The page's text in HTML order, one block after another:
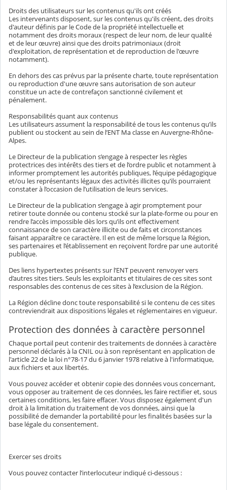
Droits des utilisateurs sur les contenus qu'ils ont créés
Les intervenants disposent, sur les contenus qu'ils créent, des droits
d'auteur définis par le Code de la propriété intellectuelle et
notamment des droits moraux (respect de leur nom, de leur qualité
et de leur œuvre) ainsi que des droits patrimoniaux (droit
d'exploitation, de représentation et de reproduction de l'œuvre
notamment).
En dehors des cas prévus par la présente charte, toute représentation
ou reproduction d'une œuvre sans autorisation de son auteur
constitue un acte de contrefaçon sanctionné civilement et
pénalement.
Responsabilités quant aux contenus
Les utilisateurs assument la responsabilité de tous les contenus qu’ils
publient ou stockent au sein de l’ENT Ma classe en Auvergne-Rhône-
Alpes.
Le Directeur de la publication s’engage à respecter les règles
protectrices des intérêts des tiers et de l’ordre public et notamment à
informer promptement les autorités publiques, l’équipe pédagogique
et/ou les représentants légaux des activités illicites qu’ils pourraient
constater à l’occasion de l’utilisation de leurs services.
Le Directeur de la publication s’engage à agir promptement pour
retirer toute donnée ou contenu stocké sur la plate-forme ou pour en
rendre l’accès impossible dès lors qu’ils ont effectivement
connaissance de son caractère illicite ou de faits et circonstances
faisant apparaître ce caractère. Il en est de même lorsque la Région,
ses partenaires et l’établissement en reçoivent l’ordre par une autorité
publique.
Des liens hypertextes présents sur l’ENT peuvent renvoyer vers
d’autres sites tiers. Seuls les exploitants et titulaires de ces sites sont
responsables des contenus de ces sites à l’exclusion de la Région.
La Région décline donc toute responsabilité si le contenu de ces sites
contreviendrait aux dispositions légales et réglementaires en vigueur.
Protection des données à caractère personnel
Chaque portail peut contenir des traitements de données à caractère
personnel déclarés à la CNIL ou à son représentant en application de
l'article 22 de la loi n°78-17 du 6 janvier 1978 relative à l'informatique,
aux fichiers et aux libertés.
Vous pouvez accéder et obtenir copie des données vous concernant,
vous opposer au traitement de ces données, les faire rectifier et, sous
certaines conditions, les faire effacer. Vous disposez également d'un
droit à la limitation du traitement de vos données, ainsi que la
possibilité de demander la portabilité pour les finalités basées sur la
base légale du consentement.
Exercer ses droits
Vous pouvez contacter l’interlocuteur indiqué ci-dessous :